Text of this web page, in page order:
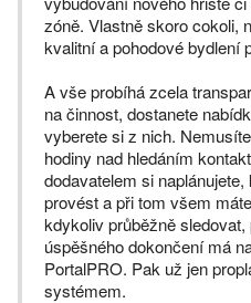
zóně. Vlastně skoro cokoli,
kvalitní a pohodové bydlení
A vše probíhá zcela
na činnost, dostanete
vyberete si z nich.
hodiny nad hledáním
dodavatelem si
provést a při tom všem
kdykoliv průběžně
úspěšného dokončení má
PortalPRO. Pak už jen
systémem.